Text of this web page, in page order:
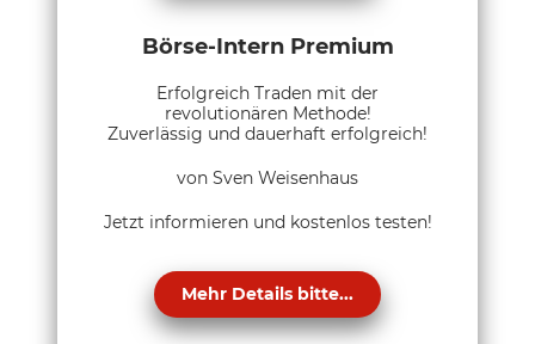
Börse-Intern Premium
Erfolgreich Traden mit der
revolutionären Methode!
Zuverlässig und dauerhaft erfolgreich!
von Sven Weisenhaus
Jetzt informieren und kostenlos testen!
Mehr Details bitte...